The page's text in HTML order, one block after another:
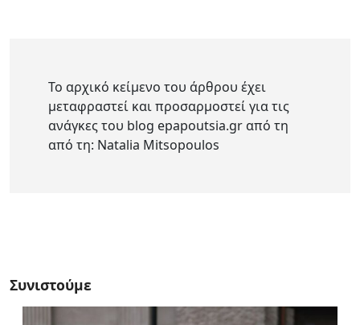
Το αρχικό κείμενο του άρθρου έχει
μεταφραστεί και προσαρμοστεί για τις
ανάγκες του blog epapoutsia.gr από τη
από τη: Natalia Mitsopoulos
Συνιστούμε